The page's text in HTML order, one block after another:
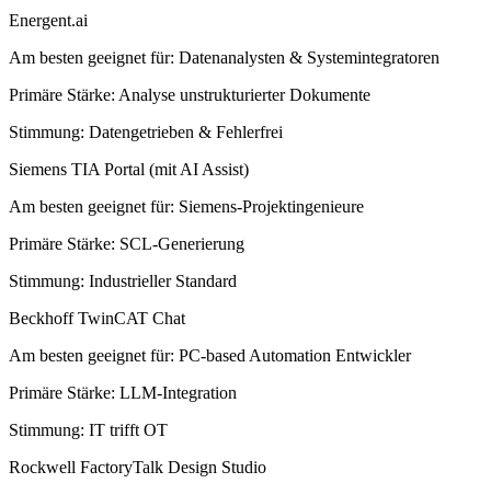
Energent.ai
Am besten geeignet für: Datenanalysten & Systemintegratoren
Primäre Stärke: Analyse unstrukturierter Dokumente
Stimmung: Datengetrieben & Fehlerfrei
Siemens TIA Portal (mit AI Assist)
Am besten geeignet für: Siemens-Projektingenieure
Primäre Stärke: SCL-Generierung
Stimmung: Industrieller Standard
Beckhoff TwinCAT Chat
Am besten geeignet für: PC-based Automation Entwickler
Primäre Stärke: LLM-Integration
Stimmung: IT trifft OT
Rockwell FactoryTalk Design Studio